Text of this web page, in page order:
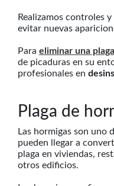
Realizamos controles
evitar nuevas
Para eliminar una
de picaduras en su
profesionales en
Plaga de
Las hormigas son uno
pueden llegar a
plaga en viviendas,
otros edificios.